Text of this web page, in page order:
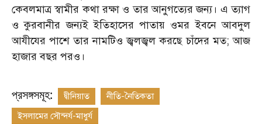
কেবলমাত্র স্বামীর কথা রক্ষা ও তার আনুগত্যের জন্য। এ ত্যাগ
ও কুরবানীর জন্যই ইতিহাসের পাতায় ওমর ইবনে আবদুল
আযীযের পাশে তার নামটিও জ্বলজ্বল করছে চাঁদের মত; আজ
হাজার বছর পরও।
প্রসঙ্গসমূহ: দ্বীনিয়াত
নীতি-নৈতিকতা
ইসলামের সৌন্দর্য-মাধুর্য